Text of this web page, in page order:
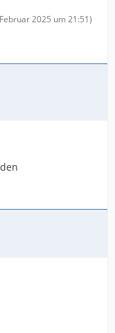
2025 um 21:51)